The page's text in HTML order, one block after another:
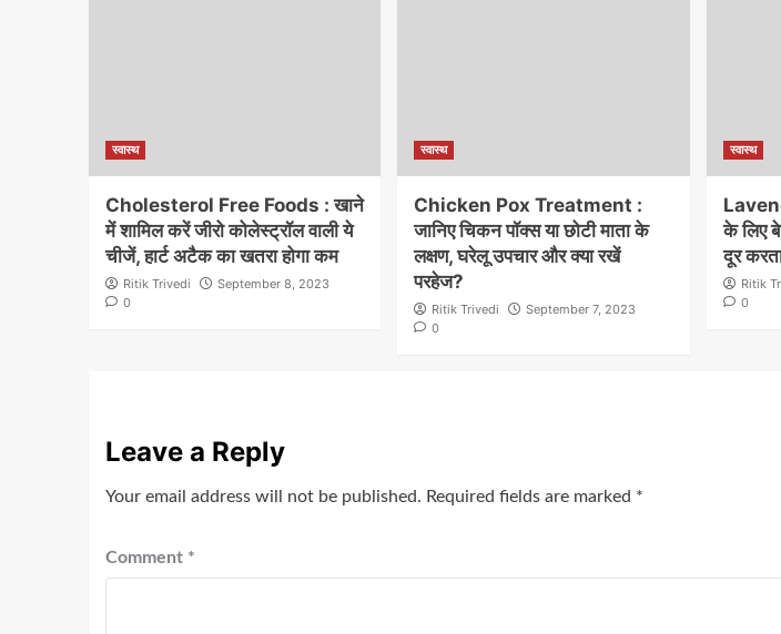
स्वास्थ
Cholesterol Free Foods : खाने
में शामिल करें जीरो कोलेस्ट्रॉल वाली ये
चीजें, हार्ट अटैक का खतरा होगा कम
Ritik Trivedi
September 8, 2023
0
स्वास्थ
Chicken Pox Treatment :
जानिए चिकन पॉक्स या छोटी माता के
लक्षण, घरेलू उपचार और क्या रखें
परहेज?
Ritik Trivedi
September 7, 2023
0
स्वास्थ
के लिए
दूर
Ritik
0
Leave a Reply
Your email address will not be published. Required fields are marked *
Comment *